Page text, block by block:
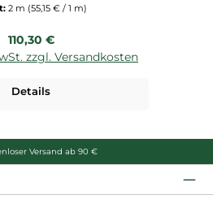
2 m (55,15 € / 1 m)
Regulärer Preis:
110,30 €
zzgl. Versandkosten
Details
Versand ab 90 €